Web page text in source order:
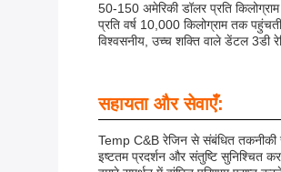
50-150 अमेरिकी डॉलर प्रति
प्रति वर्ष 10,000 किलोग्राम तक
विश्वसनीय, उच्च शक्ति वाले डेंटल 3डी
सहायता और सेवाएँ:
Temp C&B रेजिन से संबंधित तकनीकी
इष्टतम प्रदर्शन और संतुष्टि सुनिश्चित